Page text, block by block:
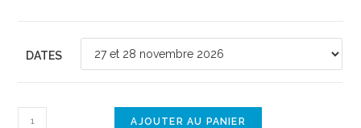
DATES
AJOUTER AU PANIER